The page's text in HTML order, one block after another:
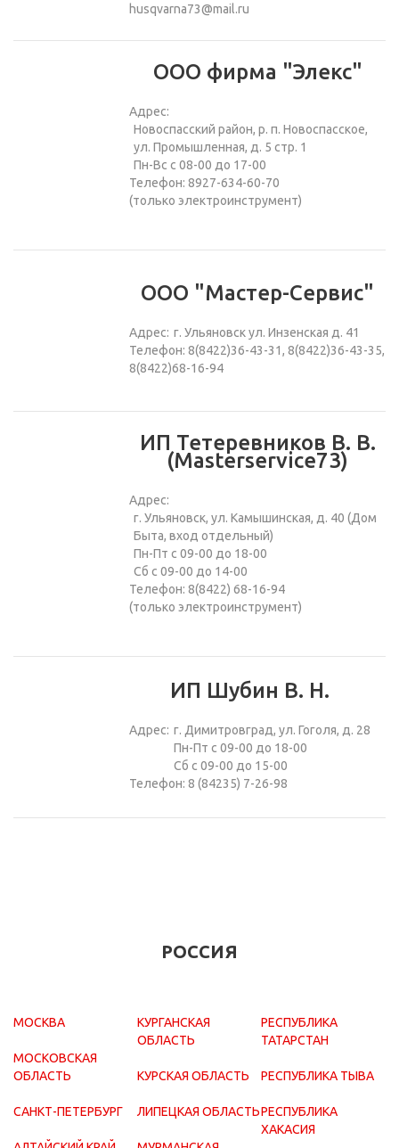
husqvarna73@mail.ru
ООО фирма "Элекс"
Адрес:
Новоспасский район, р. п. Новоспасское,
ул. Промышленная, д. 5 стр. 1
Пн-Вс с 08-00 до 17-00
Телефон: 8927-634-60-70
(только электроинструмент)
ООО "Мастер-Сервис"
Адрес: г. Ульяновск ул. Инзенская д. 41
Телефон: 8(8422)36-43-31, 8(8422)36-43-35,
8(8422)68-16-94
ИП Тетеревников В. В.
(Masterservice73)
Адрес:
г. Ульяновск, ул. Камышинская, д. 40 (Дом
Быта, вход отдельный)
Пн-Пт с 09-00 до 18-00
Сб с 09-00 до 14-00
Телефон: 8(8422) 68-16-94
(только электроинструмент)
ИП Шубин В. Н.
Адрес: г. Димитровград, ул. Гоголя, д. 28
Пн-Пт с 09-00 до 18-00
Сб с 09-00 до 15-00
Телефон: 8 (84235) 7-26-98
РОССИЯ
МОСКВА
МОСКОВСКАЯ
ОБЛАСТЬ
САНКТ-ПЕТЕРБУРГ
КУРГАНСКАЯ
ОБЛАСТЬ
КУРСКАЯ ОБЛАСТЬ
ЛИПЕЦКАЯ ОБЛАСТЬ
РЕСПУБЛИКА
ТАТАРСТАН
РЕСПУБЛИКА ТЫВА
РЕСПУБЛИКА
ХАКАСИЯ